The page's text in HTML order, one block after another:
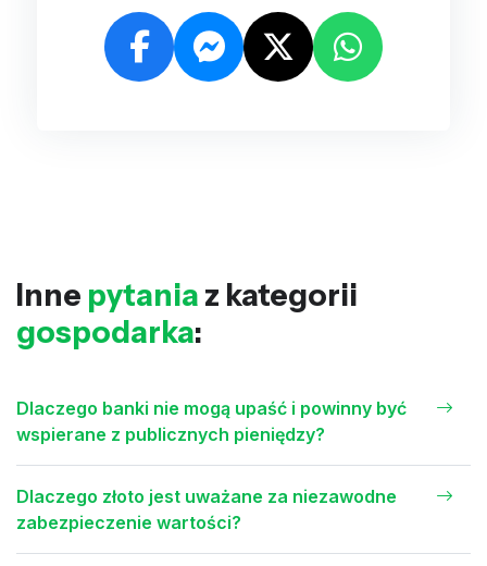
Inne pytania z kategorii
gospodarka:
Dlaczego banki nie mogą upaść i powinny być
wspierane z publicznych pieniędzy?
Dlaczego złoto jest uważane za niezawodne
zabezpieczenie wartości?